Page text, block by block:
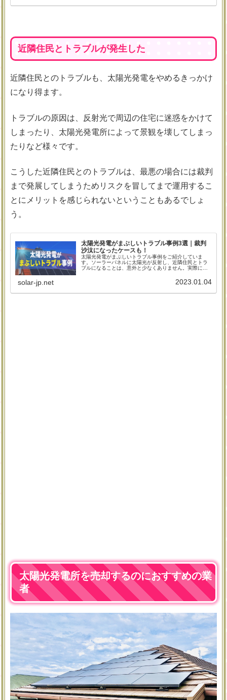
近隣住民とトラブルが発生した
近隣住民とのトラブルも、太陽光発電をやめるきっかけ
になり得ます。
トラブルの原因は、反射光で周辺の住宅に迷惑をかけて
しまったり、太陽光発電所によって景観を壊してしまっ
たりなど様々です。
こうした近隣住民とのトラブルは、最悪の場合には裁判
まで発展してしまうためリスクを冒してまで運用するこ
とにメリットを感じられないということもあるでしょ
う。
太陽光発電がまぶしいトラブル事例3選｜裁判
沙汰になったケースも！
太陽光発電がまぶしいトラブル事例をご紹介していま
す。ソーラーパネルに太陽光が反射し、近隣住民とトラ
ブルになることは、意外と少なくありません。実際にト
ので、導入前には、しっかりとトラブルの内容を知って
solar-jp.net 2023.01.04
太陽光発電所を売却するのにおすすめの業
者